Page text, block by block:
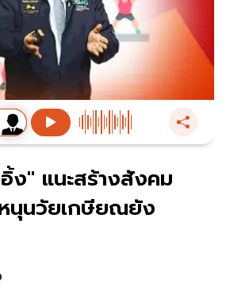
" แนะสร้างสังคม
นุนวัยเกษียณยัง